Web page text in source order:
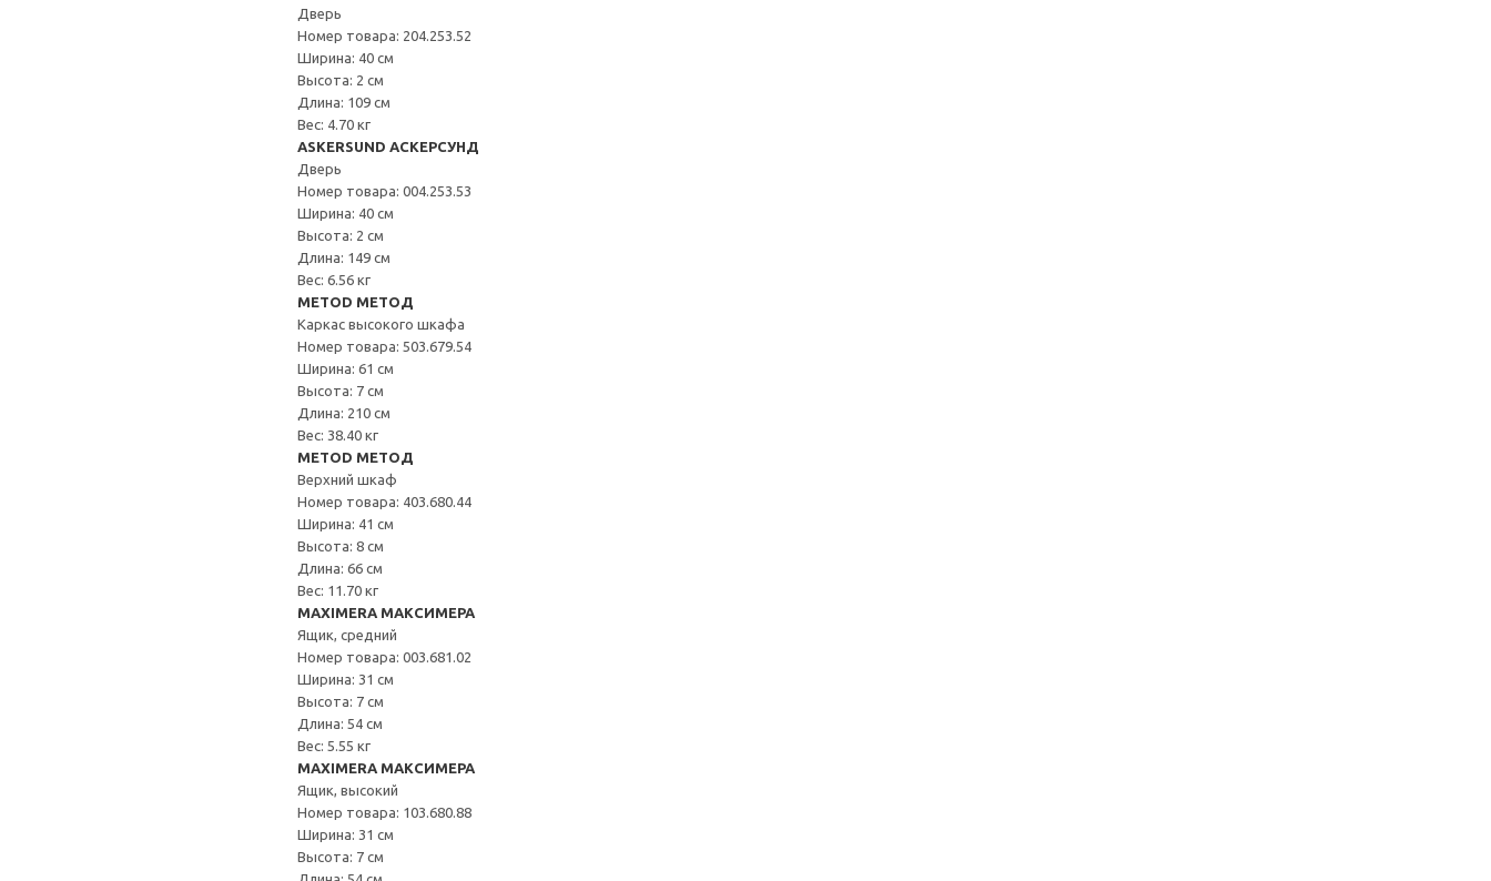
Дверь
Номер товара: 204.253.52
Ширина: 40 см
Высота: 2 см
Длина: 109 см
Вес: 4.70 кг
ASKERSUND АСКЕРСУНД
Дверь
Номер товара: 004.253.53
Ширина: 40 см
Высота: 2 см
Длина: 149 см
Вес: 6.56 кг
METOD МЕТОД
Каркас высокого шкафа
Номер товара: 503.679.54
Ширина: 61 см
Высота: 7 см
Длина: 210 см
Вес: 38.40 кг
METOD МЕТОД
Верхний шкаф
Номер товара: 403.680.44
Ширина: 41 см
Высота: 8 см
Длина: 66 см
Вес: 11.70 кг
MAXIMERA МАКСИМЕРА
Ящик, средний
Номер товара: 003.681.02
Ширина: 31 см
Высота: 7 см
Длина: 54 см
Вес: 5.55 кг
MAXIMERA МАКСИМЕРА
Ящик, высокий
Номер товара: 103.680.88
Ширина: 31 см
Высота: 7 см